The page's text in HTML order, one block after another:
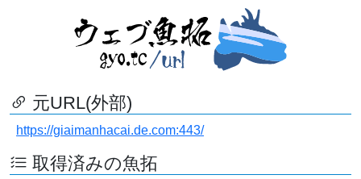
元URL(外部)
https://giaimanhacai.de.com:443/
取得済みの魚拓